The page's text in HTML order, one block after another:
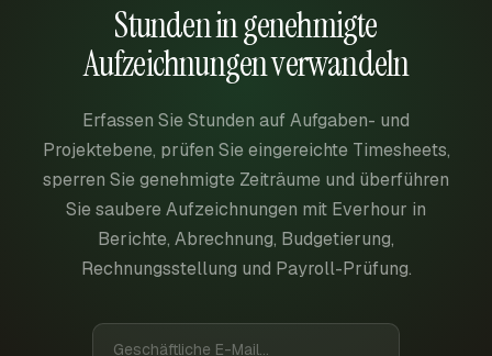
Stunden in genehmigte
Aufzeichnungen verwandeln
Erfassen Sie Stunden auf Aufgaben- und
Projektebene, prüfen Sie eingereichte Timesheets,
sperren Sie genehmigte Zeiträume und überführen
Sie saubere Aufzeichnungen mit Everhour in
Berichte, Abrechnung, Budgetierung,
Rechnungsstellung und Payroll-Prüfung.